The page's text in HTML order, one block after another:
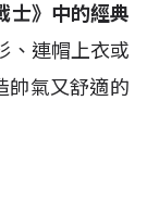
士》中的經典
、連帽上衣或
帥氣又舒適的